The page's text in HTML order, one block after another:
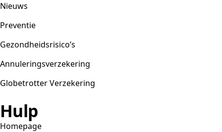
Nieuws
Preventie
Gezondheidsrisico’s
Annuleringsverzekering
Globetrotter Verzekering
Hulp
Homepage